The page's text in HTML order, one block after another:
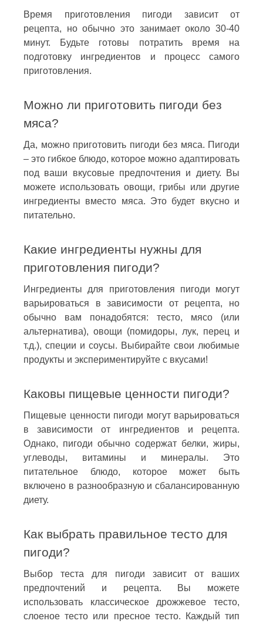
Время приготовления пигоди зависит от
рецепта, но обычно это занимает около 30-40
минут. Будьте готовы потратить время на
подготовку ингредиентов и процесс самого
приготовления.
Можно ли приготовить пигоди без
мяса?
Да, можно приготовить пигоди без мяса. Пигоди
– это гибкое блюдо, которое можно адаптировать
под ваши вкусовые предпочтения и диету. Вы
можете использовать овощи, грибы или другие
ингредиенты вместо мяса. Это будет вкусно и
питательно.
Какие ингредиенты нужны для
приготовления пигоди?
Ингредиенты для приготовления пигоди могут
варьироваться в зависимости от рецепта, но
обычно вам понадобятся: тесто, мясо (или
альтернатива), овощи (помидоры, лук, перец и
т.д.), специи и соусы. Выбирайте свои любимые
продукты и экспериментируйте с вкусами!
Каковы пищевые ценности пигоди?
Пищевые ценности пигоди могут варьироваться
в зависимости от ингредиентов и рецепта.
Однако, пигоди обычно содержат белки, жиры,
углеводы, витамины и минералы. Это
питательное блюдо, которое может быть
включено в разнообразную и сбалансированную
диету.
Как выбрать правильное тесто для
пигоди?
Выбор теста для пигоди зависит от ваших
предпочтений и рецепта. Вы можете
использовать классическое дрожжевое тесто,
слоеное тесто или пресное тесто. Каждый тип